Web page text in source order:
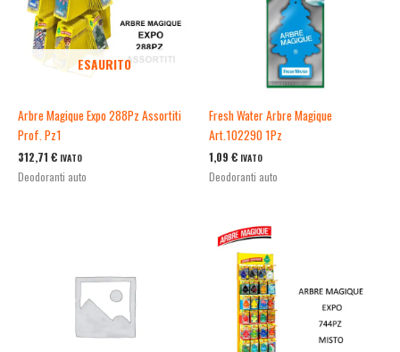
ESAURITO
Arbre Magique Expo 288Pz Assortiti
Prof. Pz1
312,71 € IVATO
Deodoranti auto
Fresh Water Arbre Magique
Art.102290 1Pz
1,09 € IVATO
Deodoranti auto